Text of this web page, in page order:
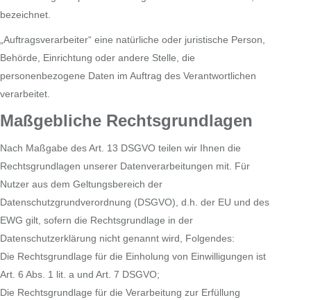
bezeichnet.
„Auftragsverarbeiter“ eine natürliche oder juristische Person,
Behörde, Einrichtung oder andere Stelle, die
personenbezogene Daten im Auftrag des Verantwortlichen
verarbeitet.
Maßgebliche Rechtsgrundlagen
Nach Maßgabe des Art. 13 DSGVO teilen wir Ihnen die
Rechtsgrundlagen unserer Datenverarbeitungen mit. Für
Nutzer aus dem Geltungsbereich der
Datenschutzgrundverordnung (DSGVO), d.h. der EU und des
EWG gilt, sofern die Rechtsgrundlage in der
Datenschutzerklärung nicht genannt wird, Folgendes:
Die Rechtsgrundlage für die Einholung von Einwilligungen ist
Art. 6 Abs. 1 lit. a und Art. 7 DSGVO;
Die Rechtsgrundlage für die Verarbeitung zur Erfüllung